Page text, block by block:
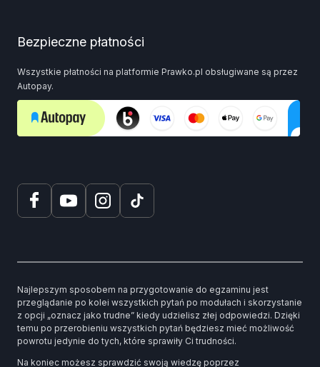
Bezpieczne płatności
Wszystkie płatności na platformie Prawko.pl obsługiwane są przez
Autopay.
Najlepszym sposobem na przygotowanie do egzaminu jest
przeglądanie po kolei wszystkich pytań po modułach i skorzystanie
z opcji „oznacz jako trudne” kiedy udzielisz złej odpowiedzi. Dzięki
temu po przerobieniu wszystkich pytań będziesz mieć możliwość
powrotu jedynie do tych, które sprawiły Ci trudności.
Na koniec możesz sprawdzić swoją wiedzę poprzez